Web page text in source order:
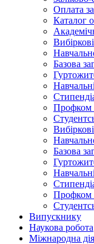
Оплата
Каталог
Базова
Профком
Базова
Профком
Випускнику
Наукова робота
Міжнародна